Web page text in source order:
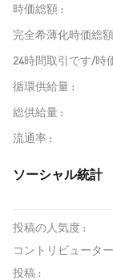
時価総額
完全希薄化時価総額
24時間取引です/時
循環供給量
総供給量
流通率
ソーシャル統計
投稿の人気度 :
コントリビュータ
投稿 :